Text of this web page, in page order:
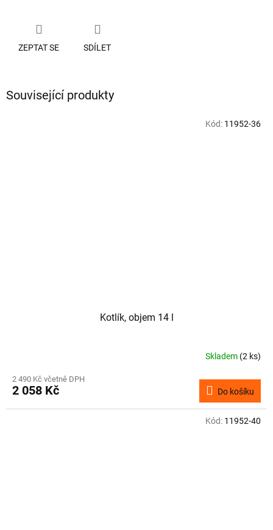
ZEPTAT SE SDÍLET
Související produkty
Kotlík, objem 14 l
Skladem (2 ks)
2 490 Kč včetně DPH
2 058 Kč Do košíku
Kód: 11952-36
Kód: 11952-40